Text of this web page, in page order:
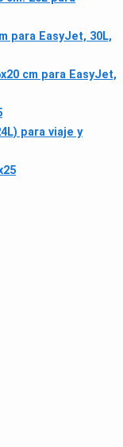
para EasyJet, 30L,
cm para EasyJet,
para viaje y